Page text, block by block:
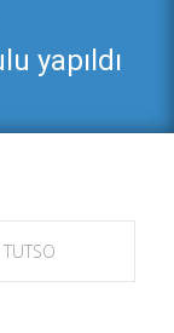
yapıldı
TUTSO